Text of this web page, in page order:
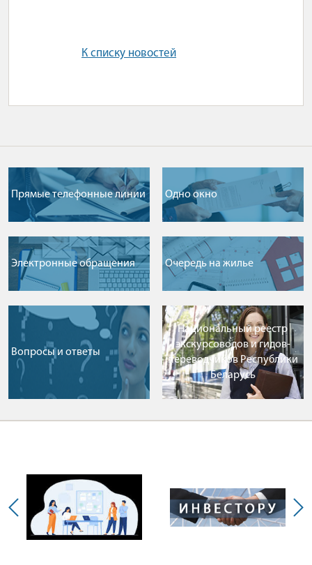
К списку новостей
Прямые телефонные линии Одно окно
Электронные обращения Очередь на жилье
Вопросы и ответы
Национальный реестр
экскурсоводов и гидов-
переводчиков Республики
Беларусь